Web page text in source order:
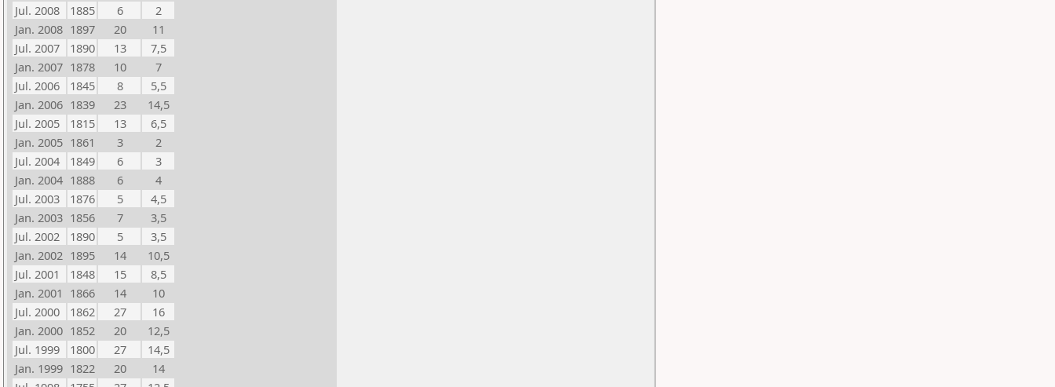
Jul. 2008
1885 6
2
Jan. 2008 1897 20
11
Jul. 2007
1890 13
7,5
Jan. 2007 1878 10
7
Jul. 2006
1845 8
5,5
Jan. 2006 1839 23
14,5
Jul. 2005
1815 13
6,5
Jan. 2005 1861 3
2
Jul. 2004
1849 6
3
Jan. 2004 1888 6
4
Jul. 2003
1876 5
4,5
Jan. 2003 1856 7
3,5
Jul. 2002
1890 5
3,5
Jan. 2002 1895 14
10,5
Jul. 2001
1848 15
8,5
Jan. 2001 1866 14
10
Jul. 2000
1862 27
16
Jan. 2000 1852 20
12,5
Jul. 1999
1800 27
14,5
Jan. 1999 1822 20
14